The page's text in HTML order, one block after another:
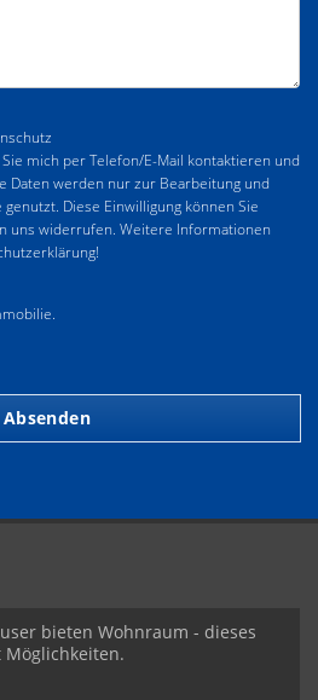
mich per Telefon/E-Mail kontaktieren und
Daten werden nur zur Bearbeitung und
Diese Einwilligung können Sie
uns widerrufen. Weitere Informationen
Absenden
bieten Wohnraum - dieses
Möglichkeiten.